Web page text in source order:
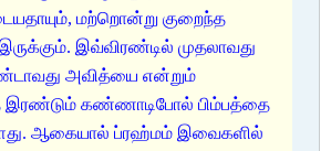
மற்றொன்று குறைந்த
இவ்விரண்டில் முதலாவது
அவித்யை என்றும்
இரண்டும் கண்ணாடிபோல் பிம்பத்தை
ஆகையால் ப்ரஹ்மம் இவைகளில்